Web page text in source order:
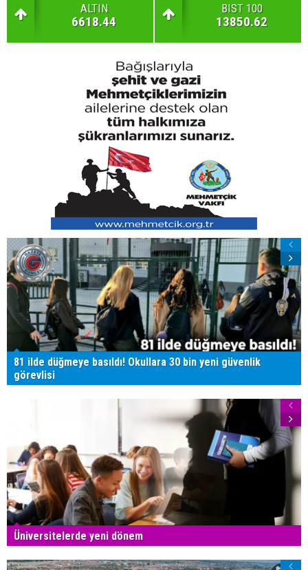
ALTIN
6618.44
BIST 100
13850.62
81 ilde düğmeye basıldı! Okullara 30 bin yeni güvenlik
görevlisi
Üniversitelerde yeni dönem